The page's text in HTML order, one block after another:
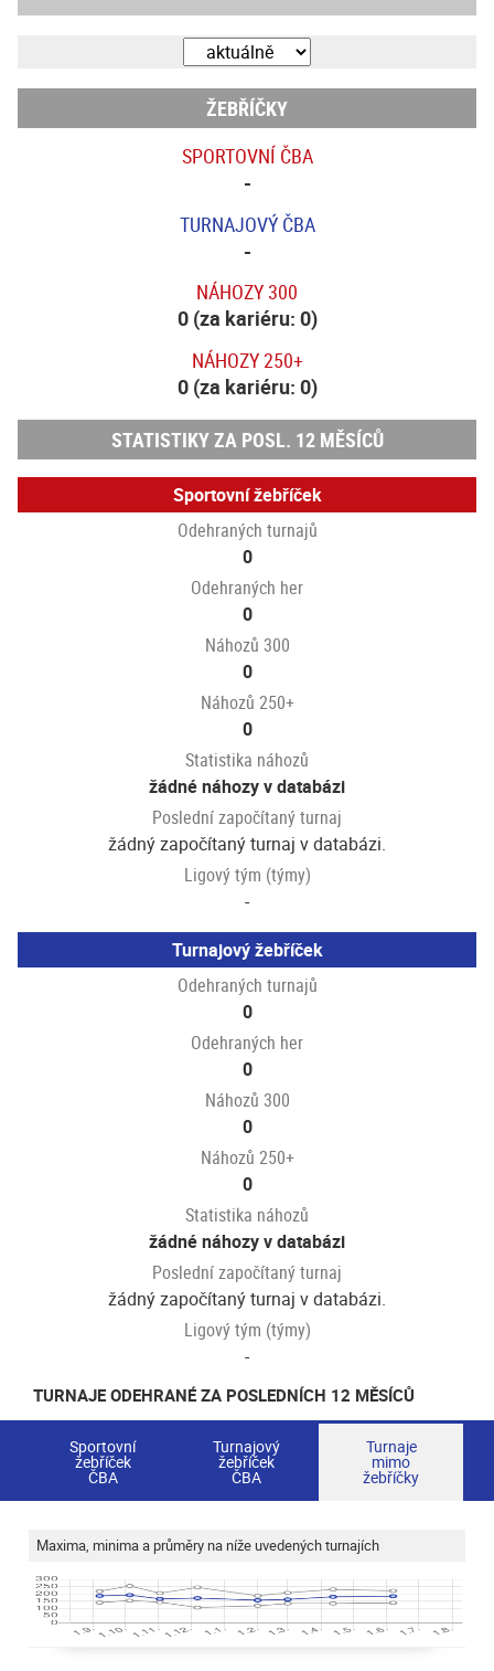
ŽEBŘÍČKY
SPORTOVNÍ ČBA
-
TURNAJOVÝ ČBA
-
NÁHOZY 300
0 (za kariéru: 0)
NÁHOZY 250+
0 (za kariéru: 0)
STATISTIKY ZA POSL. 12 MĚSÍCŮ
Sportovní žebříček
Odehraných turnajů
0
Odehraných her
0
Náhozů 300
0
Náhozů 250+
0
Statistika náhozů
žádné náhozy v databázi
Poslední započítaný turnaj
žádný započítaný turnaj v databázi.
Ligový tým (týmy)
-
Turnajový žebříček
Odehraných turnajů
0
Odehraných her
0
Náhozů 300
0
Náhozů 250+
0
Statistika náhozů
žádné náhozy v databázi
Poslední započítaný turnaj
žádný započítaný turnaj v databázi.
Ligový tým (týmy)
-
TURNAJE ODEHRANÉ ZA POSLEDNÍCH 12 MĚSÍCŮ
Sportovní
žebříček
ČBA
Turnajový
žebříček
ČBA
Turnaje
mimo
žebříčky
Maxima, minima a průměry na níže uvedených turnajích